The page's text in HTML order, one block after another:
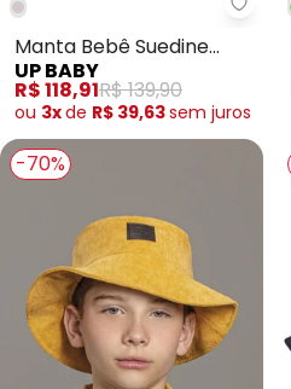
Up
Manta Bebê Suedine
Forro Soft Estampado
UP BABY
R$ 118,91R$ 139,90
ou 3xde R$ 39,63sem juros
-70%